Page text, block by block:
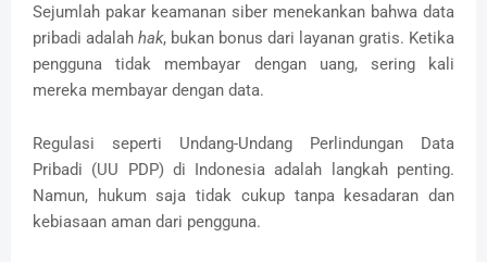
Sejumlah pakar keamanan siber menekankan bahwa data
pribadi adalah hak, bukan bonus dari layanan gratis. Ketika
pengguna tidak membayar dengan uang, sering kali
mereka membayar dengan data.
Regulasi seperti Undang-Undang Perlindungan Data
Pribadi (UU PDP) di Indonesia adalah langkah penting.
Namun, hukum saja tidak cukup tanpa kesadaran dan
kebiasaan aman dari pengguna.